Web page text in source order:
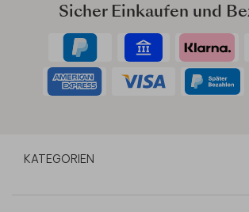
Sicher Einkaufen und
KATEGORIEN